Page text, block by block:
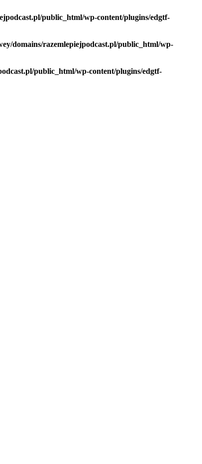
public_html/wp-content/plugins/edgtf-
domains/razemlepiejpodcast.pl/public_html/wp-
public_html/wp-content/plugins/edgtf-